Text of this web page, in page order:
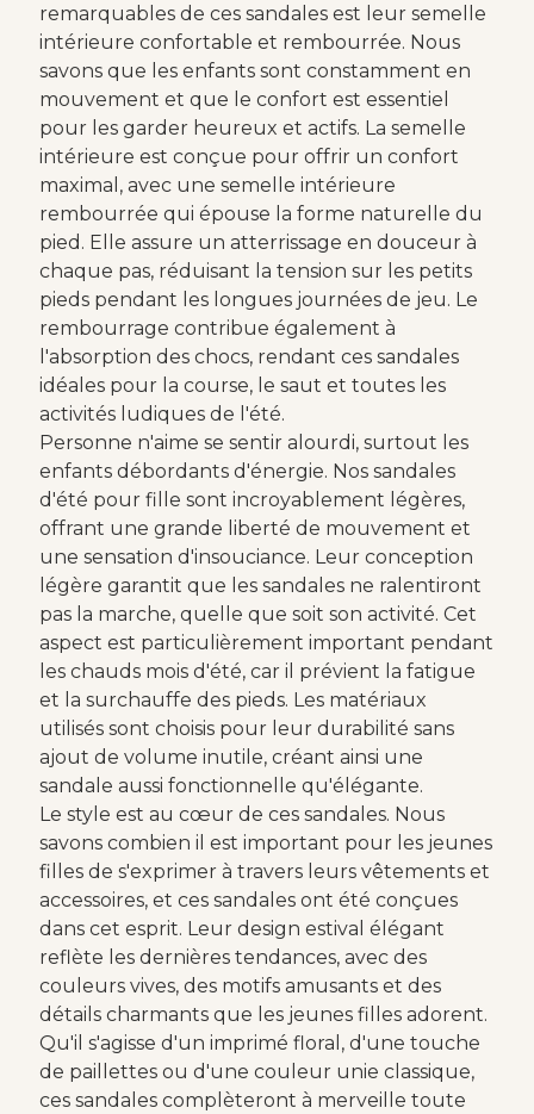
remarquables de ces sandales est leur semelle
intérieure confortable et rembourrée. Nous
savons que les enfants sont constamment en
mouvement et que le confort est essentiel
pour les garder heureux et actifs. La semelle
intérieure est conçue pour offrir un confort
maximal, avec une semelle intérieure
rembourrée qui épouse la forme naturelle du
pied. Elle assure un atterrissage en douceur à
chaque pas, réduisant la tension sur les petits
pieds pendant les longues journées de jeu. Le
rembourrage contribue également à
l'absorption des chocs, rendant ces sandales
idéales pour la course, le saut et toutes les
activités ludiques de l'été.
Personne n'aime se sentir alourdi, surtout les
enfants débordants d'énergie. Nos sandales
d'été pour fille sont incroyablement légères,
offrant une grande liberté de mouvement et
une sensation d'insouciance. Leur conception
légère garantit que les sandales ne ralentiront
pas la marche, quelle que soit son activité. Cet
aspect est particulièrement important pendant
les chauds mois d'été, car il prévient la fatigue
et la surchauffe des pieds. Les matériaux
utilisés sont choisis pour leur durabilité sans
ajout de volume inutile, créant ainsi une
sandale aussi fonctionnelle qu'élégante.
Le style est au cœur de ces sandales. Nous
savons combien il est important pour les jeunes
filles de s'exprimer à travers leurs vêtements et
accessoires, et ces sandales ont été conçues
dans cet esprit. Leur design estival élégant
reflète les dernières tendances, avec des
couleurs vives, des motifs amusants et des
détails charmants que les jeunes filles adorent.
Qu'il s'agisse d'un imprimé floral, d'une touche
de paillettes ou d'une couleur unie classique,
ces sandales complèteront à merveille toute